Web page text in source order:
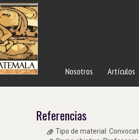
Nosotros Artículos
Referencias
Tipo de material: